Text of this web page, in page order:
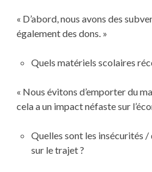
« D’abord, nous avons des
également des dons. »
Quels matériels scolaires
« Nous évitons d’emporter du
cela a un impact néfaste sur
Quelles sont les insécurités
sur le trajet ?